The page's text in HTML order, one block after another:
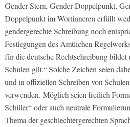
Gender-Stern, Gender-Doppelpunkt,
Doppelpunkt im Wortinneren erfüllt
gendergerechte Schreibung noch
Festlegungen des Amtlichen
für die deutsche Rechtschreibung
Schulen gilt.“ Solche Zeichen seien
und in offiziellen Schreiben von
verwenden. Möglich seien freilich
Schüler“ oder auch neutrale
Thema der geschlechtergerechten